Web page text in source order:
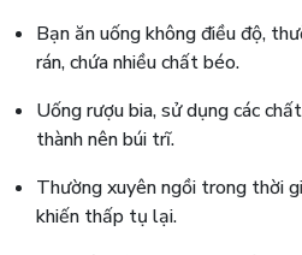
Bạn ăn uống không điều độ,
rán, chứa nhiều chất béo.
Uống rượu bia, sử dụng các
thành nên búi trĩ.
Thường xuyên ngồi trong thời
khiến thấp tụ lại.